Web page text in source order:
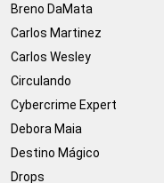
Breno DaMata
Carlos Martinez
Carlos Wesley
Circulando
Cybercrime Expert
Debora Maia
Destino Mágico
Drops